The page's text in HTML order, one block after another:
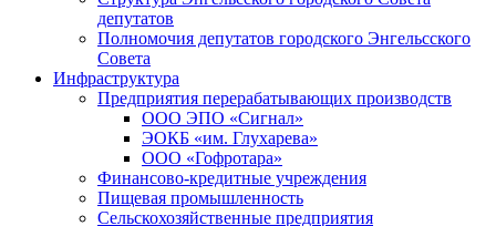
депутатов
Полномочия депутатов городского Энгельсского
Совета
Инфраструктура
Предприятия перерабатывающих производств
ООО ЭПО «Сигнал»
ЭОКБ «им. Глухарева»
ООО «Гофротара»
Финансово-кредитные учреждения
Пищевая промышленность
Сельскохозяйственные предприятия